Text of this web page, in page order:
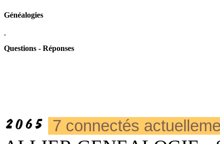
Généalogies
Questions - Réponses
7 connectés